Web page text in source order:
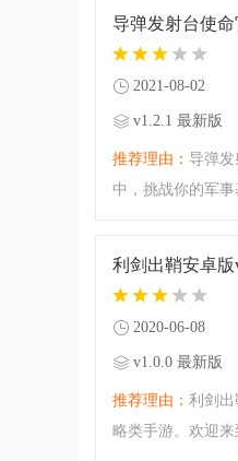
军事战略阵型，
导弹发射台使命
2021-08-02
v1.2.1 最新版
推荐理由： 导弹发
中，挑战你的军
戏，尽情享受一
利剑出鞘安卓版
2020-06-08
v1.0.0 最新版
推荐理由： 利剑出
略类手游。欢迎